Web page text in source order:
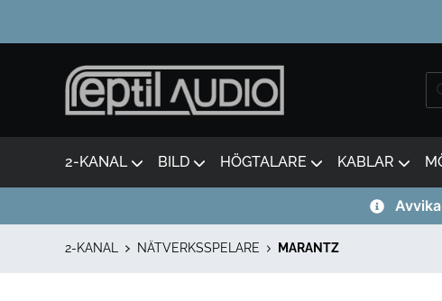
2-KANAL BILD HÖGTALARE KABLAR
2-KANAL NÄTVERKSSPELARE MARANTZ